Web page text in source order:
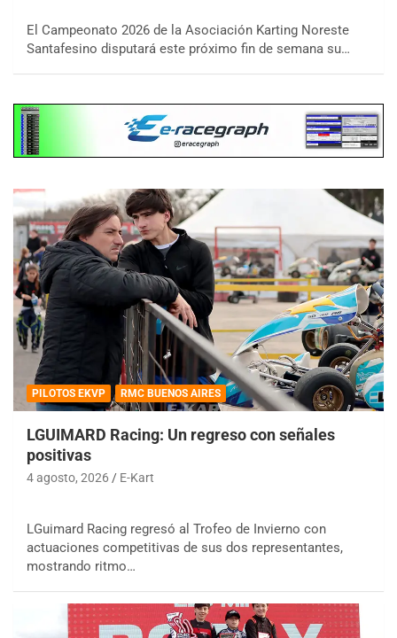
El Campeonato 2026 de la Asociación Karting Noreste
Santafesino disputará este próximo fin de semana su…
PILOTOS EKVP RMC BUENOS AIRES
LGUIMARD Racing: Un regreso con señales
positivas
4 agosto, 2026 E-Kart
LGuimard Racing regresó al Trofeo de Invierno con
actuaciones competitivas de sus dos representantes,
mostrando ritmo…